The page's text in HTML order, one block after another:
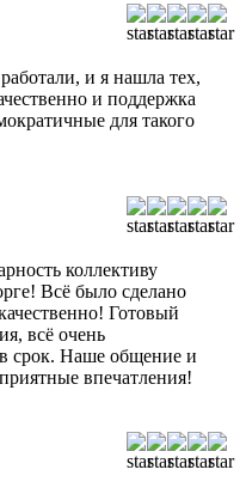
и я нашла тех,
и поддержка
для такого
коллективу
Всё было сделано
Готовый
всё очень
срок. Наше общение и
впечатления!